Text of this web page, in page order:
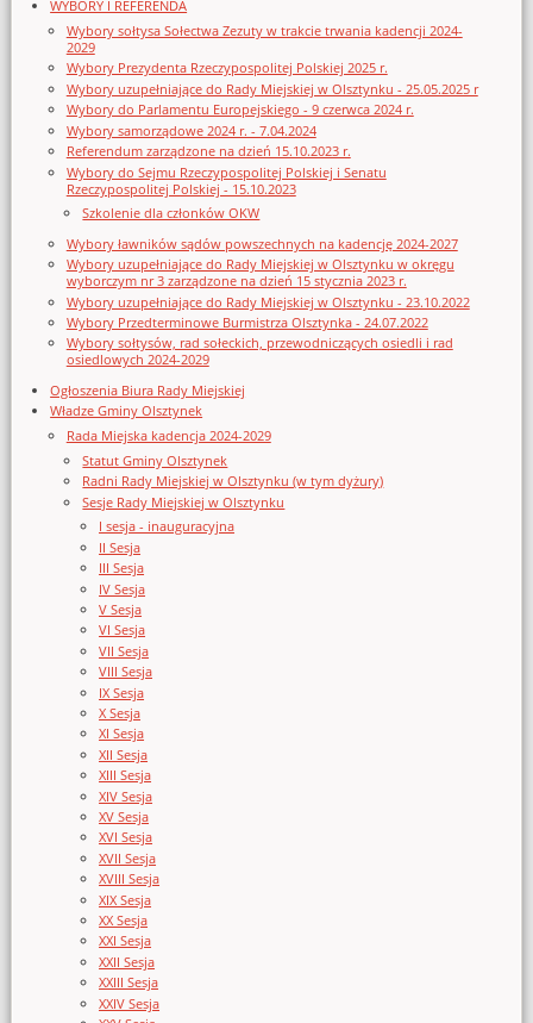
WYBORY I REFERENDA
Wybory sołtysa Sołectwa Zezuty w trakcie trwania kadencji 2024-
2029
Wybory Prezydenta Rzeczypospolitej Polskiej 2025 r.
Wybory uzupełniające do Rady Miejskiej w Olsztynku - 25.05.2025 r
Wybory do Parlamentu Europejskiego - 9 czerwca 2024 r.
Wybory samorządowe 2024 r. - 7.04.2024
Referendum zarządzone na dzień 15.10.2023 r.
Wybory do Sejmu Rzeczypospolitej Polskiej i Senatu
Rzeczypospolitej Polskiej - 15.10.2023
Szkolenie dla członków OKW
Wybory ławników sądów powszechnych na kadencję 2024-2027
Wybory uzupełniające do Rady Miejskiej w Olsztynku w okręgu
wyborczym nr 3 zarządzone na dzień 15 stycznia 2023 r.
Wybory uzupełniające do Rady Miejskiej w Olsztynku - 23.10.2022
Wybory Przedterminowe Burmistrza Olsztynka - 24.07.2022
Wybory sołtysów, rad sołeckich, przewodniczących osiedli i rad
osiedlowych 2024-2029
Ogłoszenia Biura Rady Miejskiej
Władze Gminy Olsztynek
Rada Miejska kadencja 2024-2029
Statut Gminy Olsztynek
Radni Rady Miejskiej w Olsztynku (w tym dyżury)
Sesje Rady Miejskiej w Olsztynku
I sesja - inauguracyjna
II Sesja
III Sesja
IV Sesja
V Sesja
VI Sesja
VII Sesja
VIII Sesja
IX Sesja
X Sesja
XI Sesja
XII Sesja
XIII Sesja
XIV Sesja
XV Sesja
XVI Sesja
XVII Sesja
XVIII Sesja
XIX Sesja
XX Sesja
XXI Sesja
XXII Sesja
XXIII Sesja
XXIV Sesja